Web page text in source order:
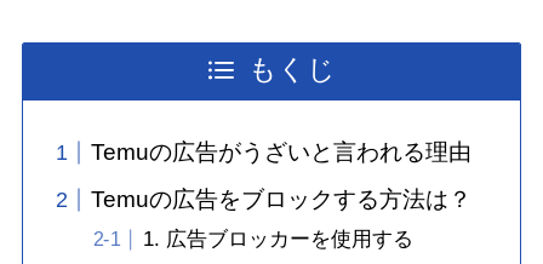
もくじ
Temuの広告がうざいと言われる理由
Temuの広告をブロックする方法は？
1. 広告ブロッカーを使用する